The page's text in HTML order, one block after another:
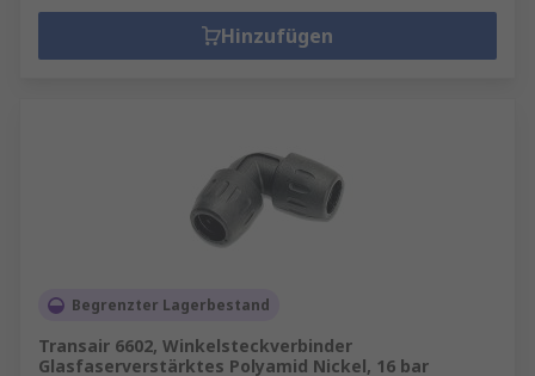
Hinzufügen
Begrenzter Lagerbestand
Transair 6602, Winkelsteckverbinder
Glasfaserverstärktes Polyamid Nickel, 16 bar